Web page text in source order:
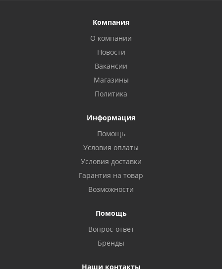
Компания
О компании
Новости
Вакансии
Магазины
Политика
Информация
Помощь
Условия оплаты
Условия доставки
Гарантия на товар
Возможности
Помощь
Вопрос-ответ
Бренды
Наши контакты